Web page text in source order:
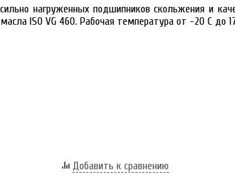
нагруженных подшипников скольжения и
масла ISO VG 460. Рабочая температура от -20 C до
Добавить к сравнению